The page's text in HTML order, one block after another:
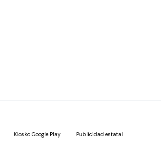
Kiosko Google Play Publicidad estatal